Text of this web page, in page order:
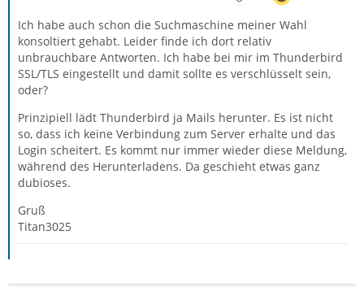
Ich habe auch schon die Suchmaschine meiner Wahl
konsoltiert gehabt. Leider finde ich dort relativ
unbrauchbare Antworten. Ich habe bei mir im Thunderbird
SSL/TLS eingestellt und damit sollte es verschlüsselt sein,
oder?
Prinzipiell lädt Thunderbird ja Mails herunter. Es ist nicht
so, dass ich keine Verbindung zum Server erhalte und das
Login scheitert. Es kommt nur immer wieder diese Meldung,
während des Herunterladens. Da geschieht etwas ganz
dubioses.
Gruß
Titan3025